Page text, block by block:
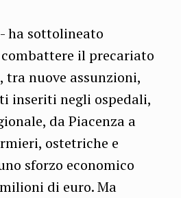
ha sottolineato
il precariato
tra nuove assunzioni,
inseriti negli ospedali,
da Piacenza a
ostetriche e
sforzo economico
di euro. Ma